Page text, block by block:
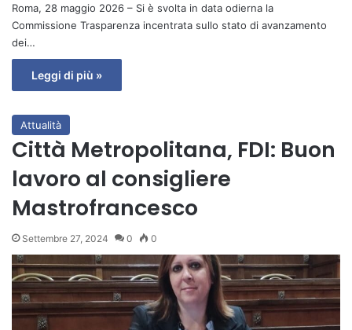
​Roma, 28 maggio 2026 – Si è svolta in data odierna la
Commissione Trasparenza incentrata sullo stato di avanzamento
dei…
Leggi di più »
Attualità
Città Metropolitana, FDI: Buon
lavoro al consigliere
Mastrofrancesco
Settembre 27, 2024 0 0